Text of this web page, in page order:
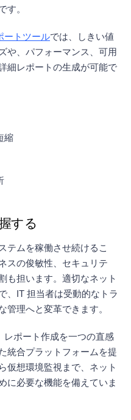
す。
ートツールでは、しきい値
や、パフォーマンス、可用
細レポートの生成が可能で
縮
する
テムを稼働させ続けるこ
スの俊敏性、セキュリテ
も担います。適切なネット
、IT 担当者は受動的なトラ
管理へと変革できます。
レポート作成を一つの直感
統合プラットフォームを提
仮想環境監視まで、ネット
に必要な機能を備えていま